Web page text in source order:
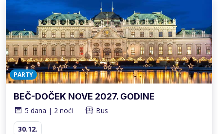
PARTY
BEČ-DOČEK NOVE 2027. GODINE
5 dana | 2 noći
Bus
30.12.